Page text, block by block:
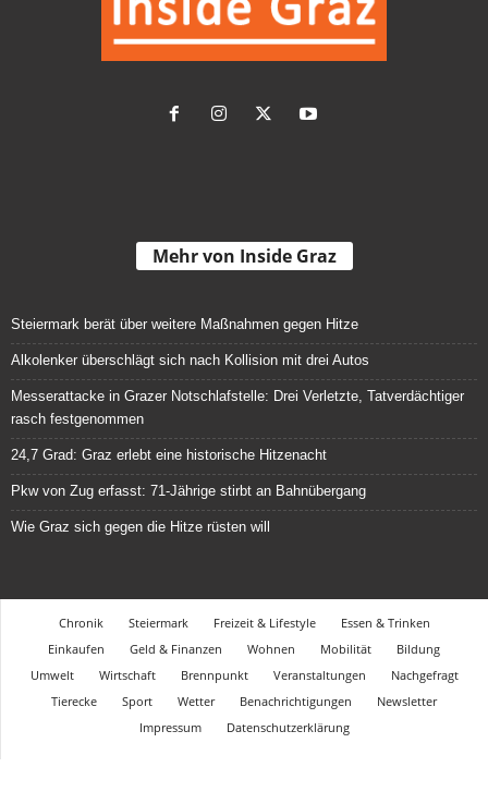
Mehr von Inside Graz
Steiermark berät über weitere Maßnahmen gegen Hitze
Alkolenker überschlägt sich nach Kollision mit drei Autos
Messerattacke in Grazer Notschlafstelle: Drei Verletzte, Tatverdächtiger
rasch festgenommen
24,7 Grad: Graz erlebt eine historische Hitzenacht
Pkw von Zug erfasst: 71-Jährige stirbt an Bahnübergang
Wie Graz sich gegen die Hitze rüsten will
Chronik Steiermark Freizeit & Lifestyle
Essen & Trinken
Einkaufen
Geld & Finanzen Wohnen Mobilität
Bildung
Umwelt
Wirtschaft Brennpunkt Veranstaltungen
Nachgefragt
Tierecke
Sport Wetter Benachrichtigungen
Newsletter
Impressum
Datenschutzerklärung